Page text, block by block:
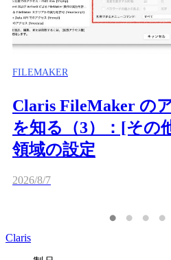
FILEMAKER
Claris FileMaker の
を知る（3）：[その
領域の設定
2026/8/7
Claris